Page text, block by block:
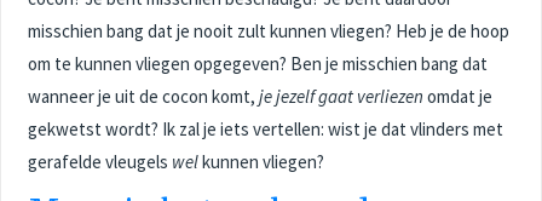
misschien bang dat je nooit zult kunnen vliegen? Heb je de hoop
om te kunnen vliegen opgegeven? Ben je misschien bang dat
wanneer je uit de cocon komt,je jezelf gaat verliezen omdat je
gekwetst wordt? Ik zal je iets vertellen: wist je dat vlinders met
gerafelde vleugels welkunnen vliegen?